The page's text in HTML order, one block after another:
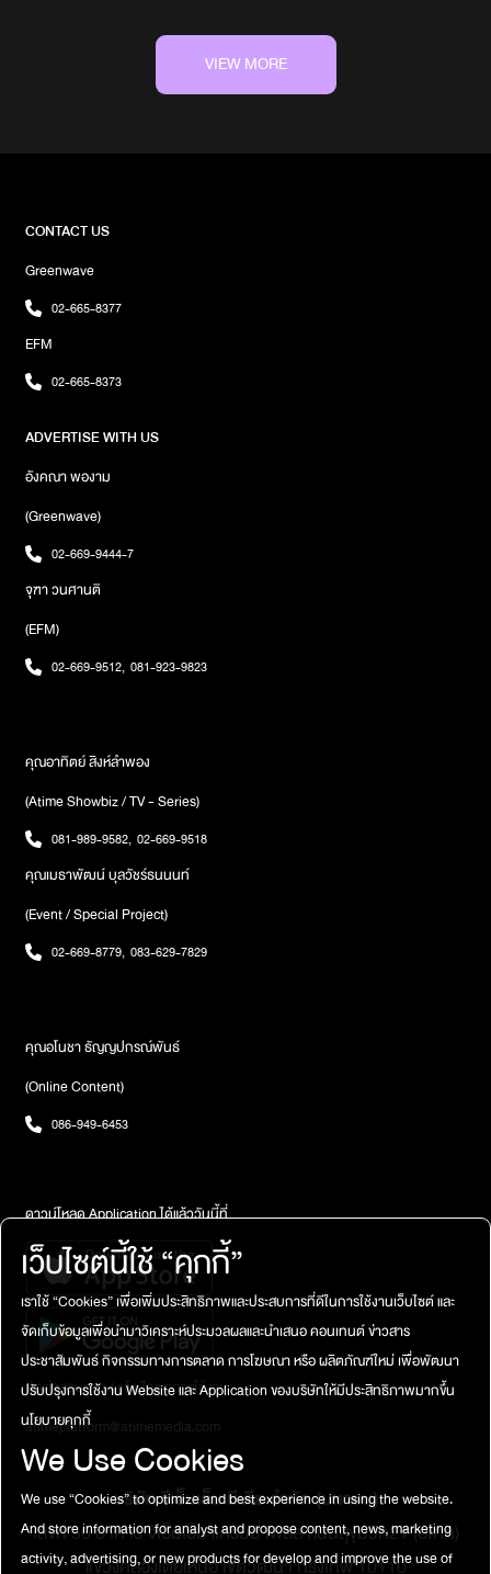
ฉะที่ไม่ได้มีดีแค่ความไวรัลโดยรวมแล้ว YUKĀCHA เป็นคาเฟ่มัทฉะที่
ครบทั้งเรื่องรสชาติ บรรยากาศ และมุมถ่ายรูป เหมาะทั้งกับสายมัทฉะ
จริงจัง สายคาเฟ่ และคนที่อยากลองเมนูไวรัลอย่างมัทฉะน้องแกะใคร
กำลังหาร้านมัทฉะย่านสุขุมวิทที่ใช้วัตถุดิบดี รสชาติเข้มถึงใจ ร้านมีมู้ด
ลองแวะมาที่นี่ได้เลย รับรองว่าได้ทั้งเครื่องดื่มอร่อย รูปสวย และคอน
สมูธตี้ หรือผลไม้ปั่นเท่านั้น ยังไม่เมนูอื่นๆ อย่าง อาซาอิ อีกด้วย และเมนู
ซิเนเจอร์ของร้านหากใครมาแล้วต้องลอง คือ 5 เมนู ดังนี้OCEAN N
EARTHANGEL’S SECRETKING GREEN
ขนาดให้เลือก 3 ขนาดด้วยกันได้แก่ GRAND CLASSIC PETITEวันนี้
หน้าตาดี สีสวยแล้ว รสชาติอร่อยนัว เต็มไปด้วยกล้วย มะพร้าวและอโว
ANTIOXIDANT SUNRISE GINGER ราคา 270 บาท เป็นสมูธตี้ที่
รวมผลไม้ตระกูลเบอร์รี่ เรียกได้ว่าเมนูเป็นเมนูของคนสวยคนหล่อก็ว่าได้
น้ำตาลอีกด้วย เป็นรสชาติจากผลไม้แท้ๆ กันเลยใครอยากมีรีเฟรช
ความสดชื่น สามารถแวะมาได้ที่ ร้าน OH Juice สาขาเซ็นทรัล
VIEW MORE
CONTACT US
Greenwave
02-665-8377
EFM
02-665-8373
ADVERTISE WITH US
อังคณา พองาม
(Greenwave)
02-669-9444-7
จุฑา วนศานติ
(EFM)
02-669-9512, 081-923-9823
คุณอาทิตย์ สิงห์ลำพอง
(Atime Showbiz / TV - Series)
081-989-9582, 02-669-9518
คุณเมธาพัฒน์ บุลวัชร์ธนนนท์
(Event / Special Project)
02-669-8779, 083-629-7829
คุณอโนชา ธัญญปกรณ์พันธ์
(Online Content)
086-949-6453
ดาวน์โหลด Application ได้แล้ววันนี้ที่
ติดต่อสอบถาม / แจ้งปัญหาการใช้งาน
atimeplatform@atimemedia.com
บริษัท จีเอ็มเอ็ม มีเดีย จำกัด (มหาชน)
เลขที่ 50 อาคาร จีเอ็มเอ็ม แกรมมี่ เพลส ถนนสุขุมวิท21 (อโศก)
แขวงคลองเตยเหนือ เขตวัฒนา กรุงเทพ 10110
เว็บไซต์นี้ใช้ “คุกกี้”
เราใช้ “Cookies” เพื่อเพิ่มประสิทธิภาพและประสบการที่ดีในการใช้งานเว็บไซต์ และ
จัดเก็บข้อมูลเพื่อนำมาวิเคราะห์ประมวลผลและนำเสนอ คอนเทนต์ ข่าวสาร
ประชาสัมพันธ์ กิจกรรมทางการตลาด การโฆษณา หรือ ผลิตภัณฑ์ใหม่ เพื่อพัฒนา
ปรับปรุงการใช้งาน Website และ Application ของบริษัทให้มีประสิทธิภาพมากขึ้น
นโยบายคุกกี้
We Use Cookies
We use “Cookies” to optimize and best experience in using the website.
And store information for analyst and propose content, news, marketing
activity, advertising, or new products for develop and improve the use of